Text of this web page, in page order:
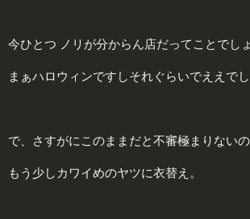
今ひとつ ノリが分からん店だってことでし
まぁハロウィンですしそれぐらいでええでし
で、さすがにこのままだと不審極まりない
もう少しカワイめのヤツに衣替え。